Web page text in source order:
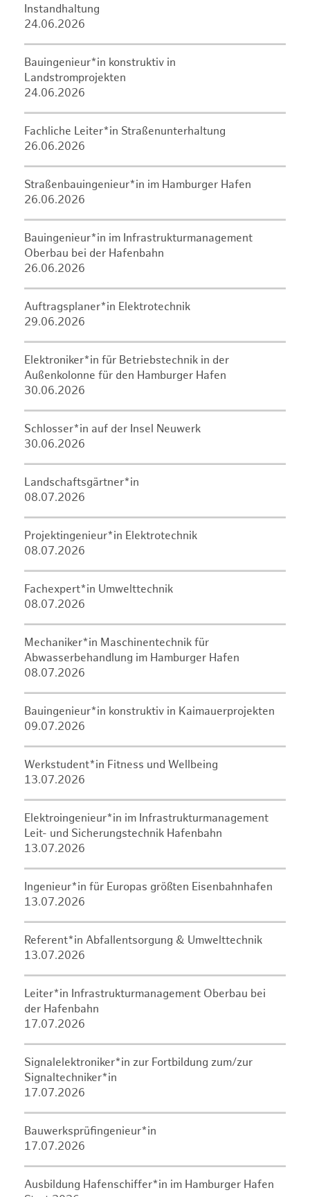
Instandhaltung
24.06.2026
Bauingenieur*in konstruktiv in
Landstromprojekten
24.06.2026
Fachliche Leiter*in Straßenunterhaltung
26.06.2026
Straßenbauingenieur*in im Hamburger Hafen
26.06.2026
Bauingenieur*in im Infrastrukturmanagement
Oberbau bei der Hafenbahn
26.06.2026
Auftragsplaner*in Elektrotechnik
29.06.2026
Elektroniker*in für Betriebstechnik in der
Außenkolonne für den Hamburger Hafen
30.06.2026
Schlosser*in auf der Insel Neuwerk
30.06.2026
Landschaftsgärtner*in
08.07.2026
Projektingenieur*in Elektrotechnik
08.07.2026
Fachexpert*in Umwelttechnik
08.07.2026
Mechaniker*in Maschinentechnik für
Abwasserbehandlung im Hamburger Hafen
08.07.2026
Bauingenieur*in konstruktiv in Kaimauerprojekten
09.07.2026
Werkstudent*in Fitness und Wellbeing
13.07.2026
Elektroingenieur*in im Infrastrukturmanagement
Leit- und Sicherungstechnik Hafenbahn
13.07.2026
Ingenieur*in für Europas größten Eisenbahnhafen
13.07.2026
Referent*in Abfallentsorgung & Umwelttechnik
13.07.2026
Leiter*in Infrastrukturmanagement Oberbau bei
der Hafenbahn
17.07.2026
Signalelektroniker*in zur Fortbildung zum/zur
Signaltechniker*in
17.07.2026
Bauwerksprüfingenieur*in
17.07.2026
Ausbildung Hafenschiffer*in im Hamburger Hafen